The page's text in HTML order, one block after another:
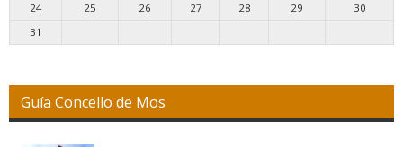
24
25 26 27 28 29
30
31
Guía Concello de Mos